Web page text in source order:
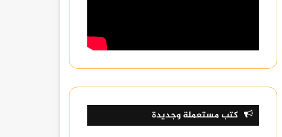
كتب مستعملة وجديدة